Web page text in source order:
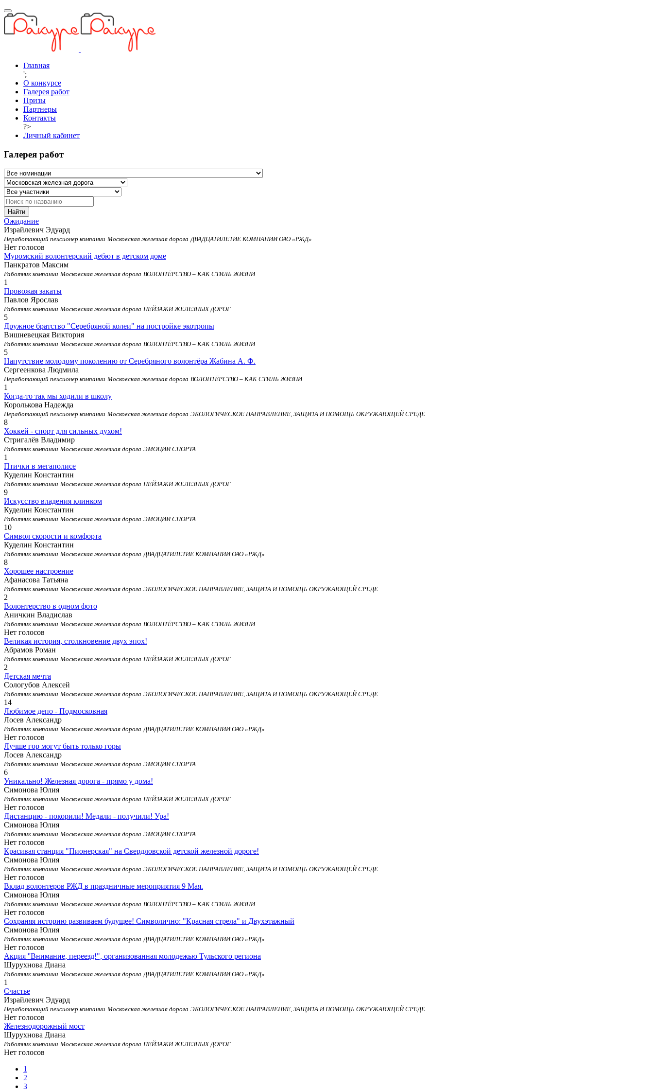
Главная
';
О конкурсе
Галерея работ
Призы
Партнеры
Контакты
?>
Личный кабинет
Галерея работ
Найти
Ожидание
Израйлевич Эдуард
Неработающий пенсионер компании Московская железная дорога ДВАДЦАТИЛЕТИЕ КОМПАНИИ ОАО «РЖД»
Нет голосов
Муромский волонтерский дебют в детском доме
Панкратов Максим
Работник компании Московская железная дорога ВОЛОНТЁРСТВО – КАК СТИЛЬ ЖИЗНИ
1
Провожая закаты
Павлов Ярослав
Работник компании Московская железная дорога ПЕЙЗАЖИ ЖЕЛЕЗНЫХ ДОРОГ
5
Дружное братство "Серебряной колеи" на постройке экотропы
Вишневецкая Виктория
Работник компании Московская железная дорога ВОЛОНТЁРСТВО – КАК СТИЛЬ ЖИЗНИ
5
Напутствие молодому поколению от Серебряного волонтёра Жабина А. Ф.
Сергеенкова Людмила
Неработающий пенсионер компании Московская железная дорога ВОЛОНТЁРСТВО – КАК СТИЛЬ ЖИЗНИ
1
Когда-то так мы ходили в школу
Королькова Надежда
Неработающий пенсионер компании Московская железная дорога ЭКОЛОГИЧЕСКОЕ НАПРАВЛЕНИЕ, ЗАЩИТА И ПОМОЩЬ ОКРУЖАЮЩЕЙ СРЕДЕ
8
Хоккей - спорт для сильных духом!
Стригалёв Владимир
Работник компании Московская железная дорога ЭМОЦИИ СПОРТА
1
Птички в мегаполисе
Куделин Константин
Работник компании Московская железная дорога ПЕЙЗАЖИ ЖЕЛЕЗНЫХ ДОРОГ
9
Искусство владения клинком
Куделин Константин
Работник компании Московская железная дорога ЭМОЦИИ СПОРТА
10
Символ скорости и комфорта
Куделин Константин
Работник компании Московская железная дорога ДВАДЦАТИЛЕТИЕ КОМПАНИИ ОАО «РЖД»
8
Хорошее настроение
Афанасова Татьяна
Работник компании Московская железная дорога ЭКОЛОГИЧЕСКОЕ НАПРАВЛЕНИЕ, ЗАЩИТА И ПОМОЩЬ ОКРУЖАЮЩЕЙ СРЕДЕ
2
Волонтерство в одном фото
Аничкин Владислав
Работник компании Московская железная дорога ВОЛОНТЁРСТВО – КАК СТИЛЬ ЖИЗНИ
Нет голосов
Великая история, столкновение двух эпох!
Абрамов Роман
Работник компании Московская железная дорога ПЕЙЗАЖИ ЖЕЛЕЗНЫХ ДОРОГ
2
Детская мечта
Сологубов Алексей
Работник компании Московская железная дорога ЭКОЛОГИЧЕСКОЕ НАПРАВЛЕНИЕ, ЗАЩИТА И ПОМОЩЬ ОКРУЖАЮЩЕЙ СРЕДЕ
14
Любимое депо - Подмосковная
Лосев Александр
Работник компании Московская железная дорога ДВАДЦАТИЛЕТИЕ КОМПАНИИ ОАО «РЖД»
Нет голосов
Лучше гор могут быть только горы
Лосев Александр
Работник компании Московская железная дорога ЭМОЦИИ СПОРТА
6
Уникально! Железная дорога - прямо у дома!
Симонова Юлия
Работник компании Московская железная дорога ПЕЙЗАЖИ ЖЕЛЕЗНЫХ ДОРОГ
Нет голосов
Дистанцию - покорили! Медали - получили! Ура!
Симонова Юлия
Работник компании Московская железная дорога ЭМОЦИИ СПОРТА
Нет голосов
Красивая станция "Пионерская" на Свердловской детской железной дороге!
Симонова Юлия
Работник компании Московская железная дорога ЭКОЛОГИЧЕСКОЕ НАПРАВЛЕНИЕ, ЗАЩИТА И ПОМОЩЬ ОКРУЖАЮЩЕЙ СРЕДЕ
Нет голосов
Вклад волонтеров РЖД в праздничные мероприятия 9 Мая.
Симонова Юлия
Работник компании Московская железная дорога ВОЛОНТЁРСТВО – КАК СТИЛЬ ЖИЗНИ
Нет голосов
Сохраняя историю развиваем будущее! Символично: "Красная стрела" и Двухэтажный
Симонова Юлия
Работник компании Московская железная дорога ДВАДЦАТИЛЕТИЕ КОМПАНИИ ОАО «РЖД»
Нет голосов
Акция ''Внимание, переезд!", организованная молодежью Тульского региона
Шурухнова Диана
Работник компании Московская железная дорога ДВАДЦАТИЛЕТИЕ КОМПАНИИ ОАО «РЖД»
1
Счастье
Израйлевич Эдуард
Неработающий пенсионер компании Московская железная дорога ЭКОЛОГИЧЕСКОЕ НАПРАВЛЕНИЕ, ЗАЩИТА И ПОМОЩЬ ОКРУЖАЮЩЕЙ СРЕДЕ
Нет голосов
Железнодорожный мост
Шурухнова Диана
Работник компании Московская железная дорога ПЕЙЗАЖИ ЖЕЛЕЗНЫХ ДОРОГ
Нет голосов
1
2
3